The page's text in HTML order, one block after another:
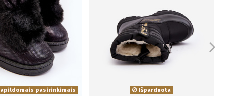
pasirinkimais Išparduota